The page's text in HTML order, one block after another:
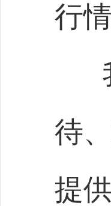
行
待
提